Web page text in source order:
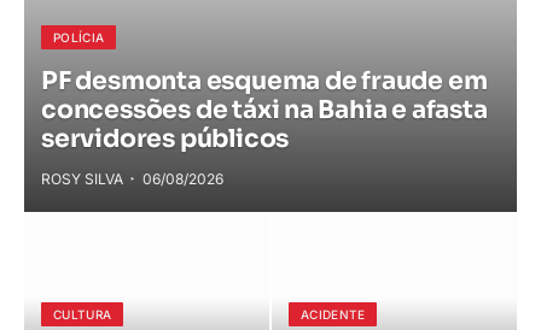
POLÍCIA
PF desmonta esquema de fraude em
concessões de táxi na Bahia e afasta
servidores públicos
ROSY SILVA 06/08/2026
CULTURA ACIDENTE